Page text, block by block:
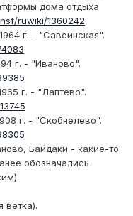
дома отдыха
ruwiki/1360242
г. - "Савеинская".
г. - "Иваново".
г. - "Лаптево".
г. - "Скобнелево".
Байдаки - какие-то
обозначались
ветка).